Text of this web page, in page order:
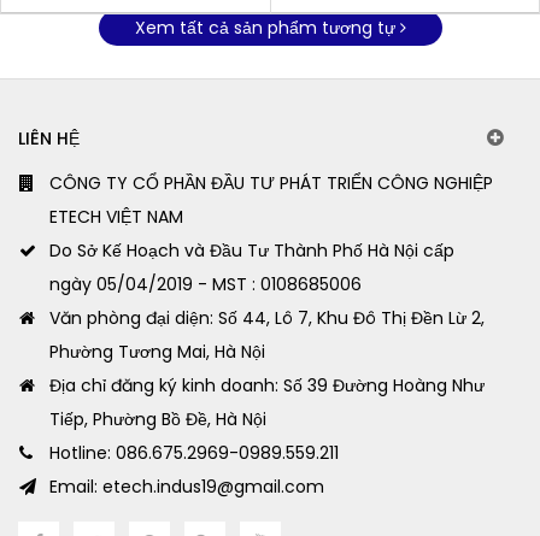
Xem tất cả sản phẩm tương tự
LIÊN HỆ
CÔNG TY CỔ PHẦN ĐẦU TƯ PHÁT TRIỂN CÔNG NGHIỆP
ETECH VIỆT NAM
Do Sở Kế Hoạch và Đầu Tư Thành Phố Hà Nội cấp
ngày 05/04/2019 - MST : 0108685006
Văn phòng đại diện: Số 44, Lô 7, Khu Đô Thị Đền Lừ 2,
Phường Tương Mai, Hà Nội
Địa chỉ đăng ký kinh doanh: Số 39 Đường Hoàng Như
Tiếp, Phường Bồ Đề, Hà Nội
Hotline: 086.675.2969-0989.559.211
Email: etech.indus19@gmail.com